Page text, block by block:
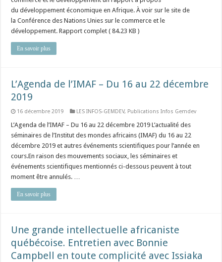
du développement économique en Afrique. À voir sur le site de
la Conférence des Nations Unies sur le commerce et le
développement. Rapport complet ( 84.23 KB )
En savoir plus
L’Agenda de l’IMAF – Du 16 au 22 décembre
2019
16 décembre 2019 LES INFOS-GEMDEV, Publications Infos Gemdev
L’Agenda de l’IMAF – Du 16 au 22 décembre 2019 L’actualité des
séminaires de l’Institut des mondes africains (IMAF) du 16 au 22
décembre 2019 et autres événements scientifiques pour l’année en
cours.En raison des mouvements sociaux, les séminaires et
événements scientifiques mentionnés ci-dessous peuvent à tout
moment être annulés. …
En savoir plus
Une grande intellectuelle africaniste
québécoise. Entretien avec Bonnie
Campbell en toute complicité avec Issiaka